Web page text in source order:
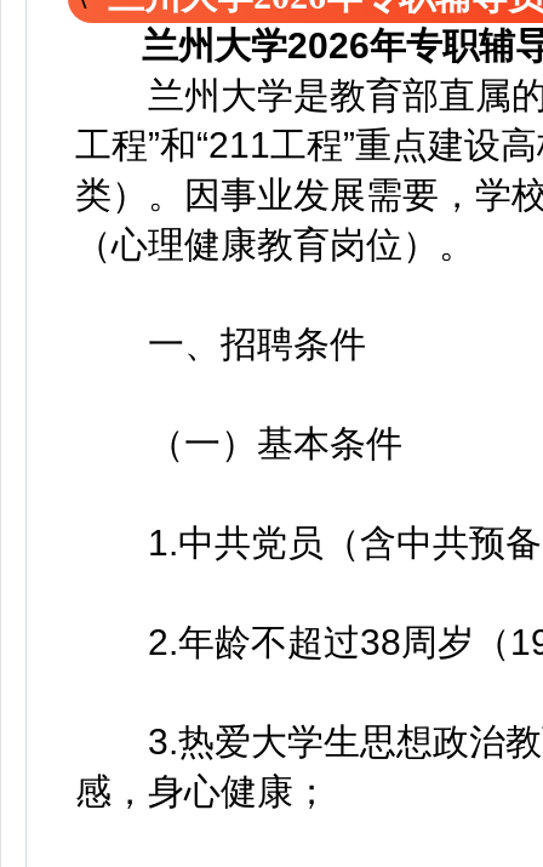
兰州大学2026年专职辅
兰州大学是教育部直属的
工程”和“211工程”重点建设
类）。因事业发展需要，学
（心理健康教育岗位）。
一、招聘条件
（一）基本条件
1.中共党员（含中共预备
2.年龄不超过38周岁（
3.热爱大学生思想政治教
感，身心健康；